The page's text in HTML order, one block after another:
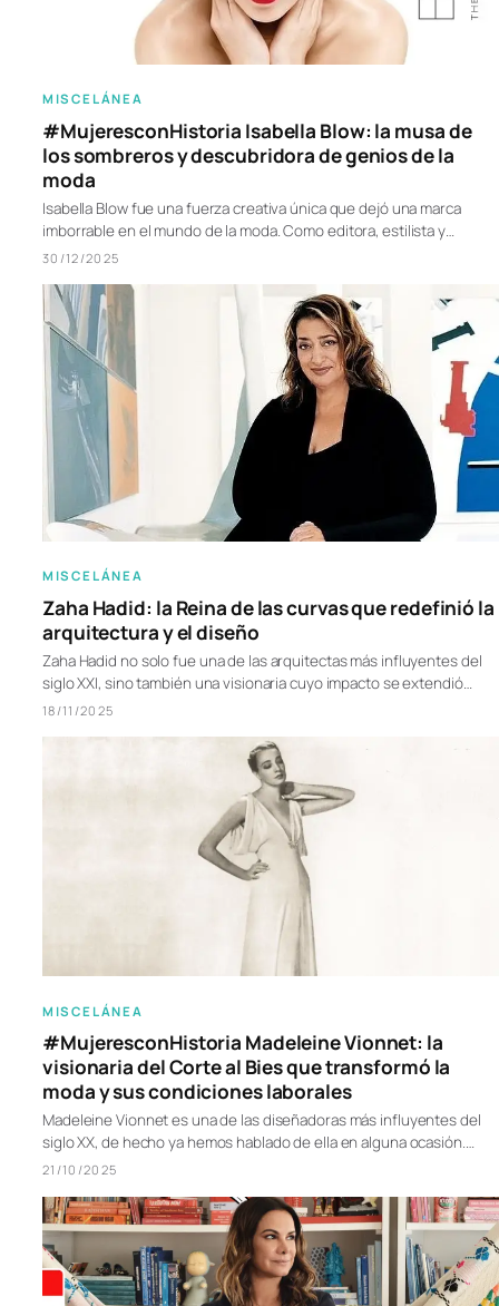
MISCELÁNEA
#MujeresconHistoria Isabella Blow: la musa de
los sombreros y descubridora de genios de la
moda
Isabella Blow fue una fuerza creativa única que dejó una marca
imborrable en el mundo de la moda. Como editora, estilista y…
30/12/2025
MISCELÁNEA
Zaha Hadid: la Reina de las curvas que redefinió la
arquitectura y el diseño
Zaha Hadid no solo fue una de las arquitectas más influyentes del
siglo XXI, sino también una visionaria cuyo impacto se extendió…
18/11/2025
MISCELÁNEA
#MujeresconHistoria Madeleine Vionnet: la
visionaria del Corte al Bies que transformó la
moda y sus condiciones laborales
Madeleine Vionnet es una de las diseñadoras más influyentes del
siglo XX, de hecho ya hemos hablado de ella en alguna ocasión.…
21/10/2025